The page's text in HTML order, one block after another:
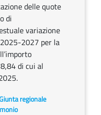
delle quote
di
variazione
2027 per la
di cui al
regionale